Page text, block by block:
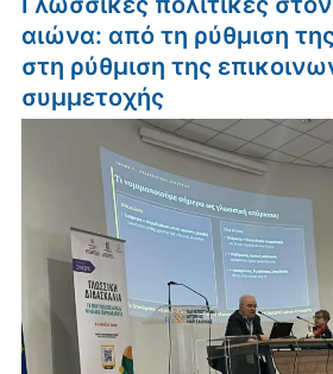
αιώνα: από τη ρύθμιση
στη ρύθμιση της
συμμετοχής